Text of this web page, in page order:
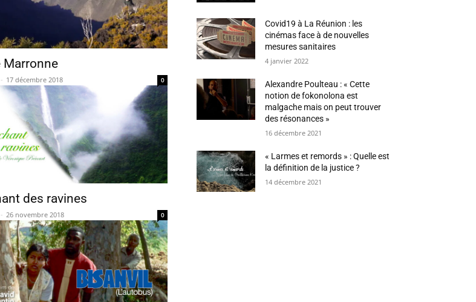
Marronne
- 17 décembre 2018 0
des ravines
- 26 novembre 2018 0
Covid19 à La Réunion : les
cinémas face à de nouvelles
mesures sanitaires
4 janvier 2022
Alexandre Poulteau : « Cette
notion de fokonolona est
malgache mais on peut trouver
des résonances »
16 décembre 2021
« Larmes et remords » : Quelle est
la définition de la justice ?
14 décembre 2021